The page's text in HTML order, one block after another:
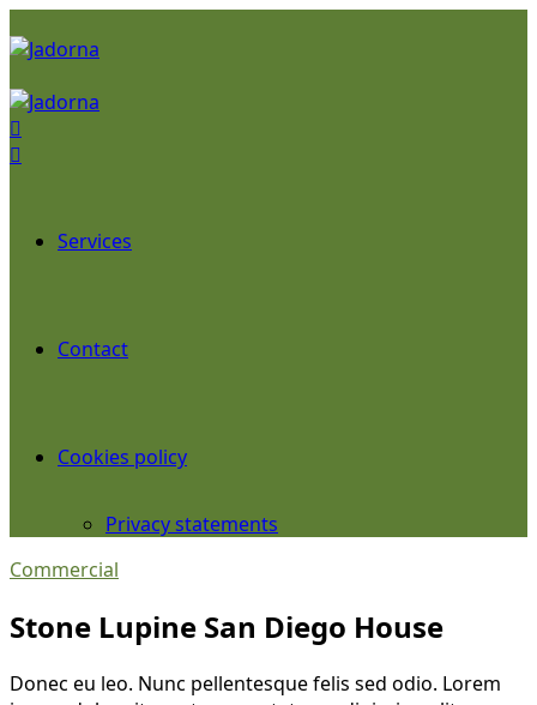
Services
Contact
Cookies policy
Privacy statements
Commercial
Stone Lupine San Diego House
Donec eu leo. Nunc pellentesque felis sed odio. Lorem